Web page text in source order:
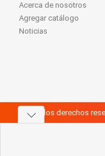
Acerca de nosotros
Agregar catálogo
Noticias
Todos los derechos